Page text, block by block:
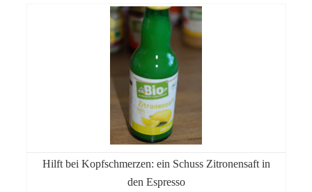
Hilft bei Kopfschmerzen: ein Schuss Zitronensaft in
den Espresso